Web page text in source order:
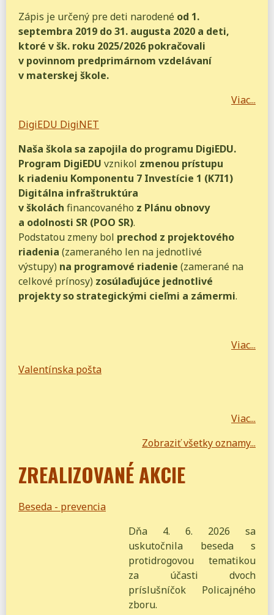
Zápis je určený pre deti narodené od 1.
septembra 2019 do31. augusta 2020 a deti,
ktoré v šk. roku 2025/2026 pokračovali
v povinnom predprimárnom vzdelávaní
v materskej škole.
Viac...
DigiEDU DigiNET
Naša škola sa zapojila do programu DigiEDU.
Program DigiEDU vznikol zmenou prístupu
k riadeniu Komponentu 7 Investície 1 (K7I1)
Digitálna infraštruktúra
v školách financovaného z Plánu obnovy
a odolnosti SR (POO SR).
Podstatou zmeny bol prechod z projektového
riadenia (zameraného len na jednotlivé
výstupy) na programové riadenie (zamerané na
celkové prínosy) zosúlaďujúce jednotlivé
projekty so strategickými cieľmi a zámermi.
Viac...
Valentínska pošta
Viac...
Zobraziť všetky oznamy...
ZREALIZOVANÉ AKCIE
Beseda - prevencia
Dňa 4. 6. 2026 sa
uskutočnila beseda s
protidrogovou tematikou
za účasti dvoch
príslušníčok Policajného
zboru.